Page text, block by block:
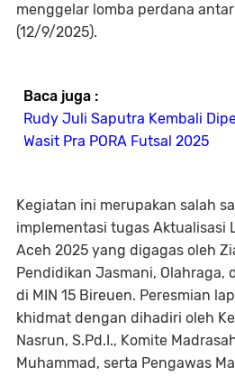
menggelar lomba perdana antar
(12/9/2025).
Baca juga :
Rudy Juli Saputra Kembali
Wasit Pra PORA Futsal 2025
Kegiatan ini merupakan salah
implementasi tugas Aktualisasi
Aceh 2025 yang digagas oleh
Pendidikan Jasmani, Olahraga,
di MIN 15 Bireuen. Peresmian
khidmat dengan dihadiri oleh
Nasrun, S.Pd.I., Komite
Muhammad, serta Pengawas